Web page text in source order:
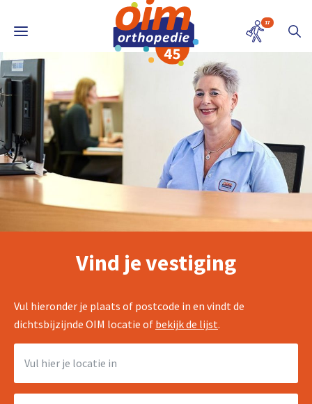
17
Vind je vestiging
Vul hieronder je plaats of postcode in en vindt de
dichtsbijzijnde OIM locatie of bekijk de lijst.